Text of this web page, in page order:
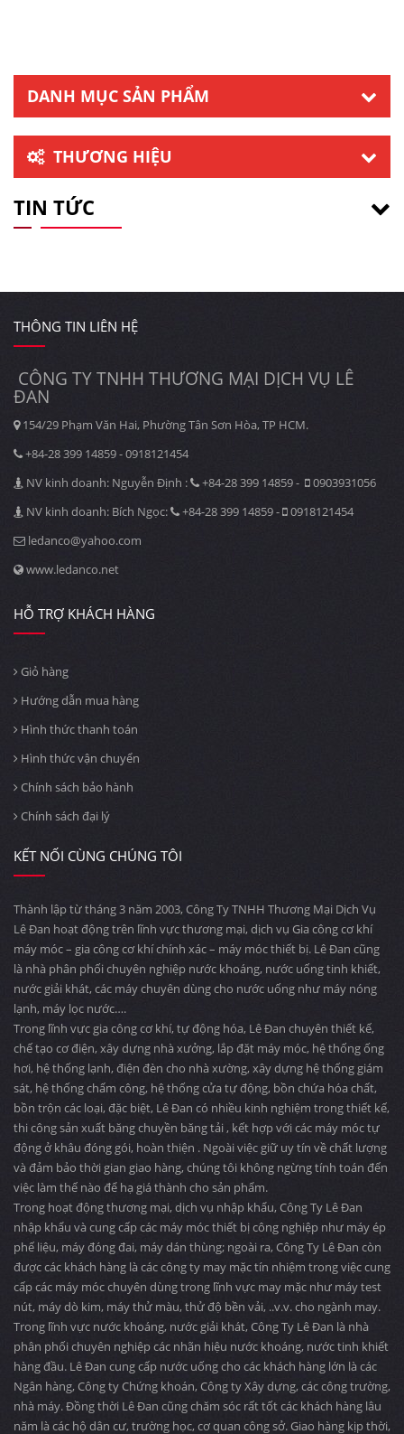
DANH MỤC SẢN PHẨM
THƯƠNG HIỆU
TIN TỨC
THÔNG TIN LIÊN HỆ
CÔNG TY TNHH THƯƠNG MẠI DỊCH VỤ LÊ
ĐAN
154/29 Phạm Văn Hai, Phường Tân Sơn Hòa, TP HCM.
+84-28 399 14859 - 0918121454
NV kinh doanh: Nguyễn Định :
+84-28 399 14859 -
0903931056
NV kinh doanh: Bích Ngọc:
+84-28 399 14859 -
0918121454
ledanco@yahoo.com
www.ledanco.net
HỖ TRỢ KHÁCH HÀNG
Giỏ hàng
Hướng dẫn mua hàng
Hình thức thanh toán
Hình thức vận chuyển
Chính sách bảo hành
Chính sách đại lý
KẾT NỐI CÙNG CHÚNG TÔI
Thành lập từ tháng 3 năm 2003, Công Ty TNHH Thương Mại Dịch Vụ
Lê Đan hoạt động trên lĩnh vực thương mại, dịch vụ Gia công cơ khí
máy móc – gia công cơ khí chính xác – máy móc thiết bị. Lê Đan cũng
là nhà phân phối chuyên nghiệp nước khoáng, nước uống tinh khiết,
nước giải khát, các máy chuyên dùng cho nước uống như máy nóng
lạnh, máy lọc nước….
Trong lĩnh vực gia công cơ khí, tự động hóa, Lê Đan chuyên thiết kế,
chế tạo cơ điện, xây dựng nhà xưởng, lắp đặt máy móc, hệ thống ống
hơi, hệ thống lạnh, điện đèn cho nhà xường, xây dựng hệ thống giám
sát, hệ thống chấm công, hệ thống cửa tự động, bồn chứa hóa chất,
bồn trộn các loại, đặc biệt, Lê Đan có nhiều kinh nghiệm trong thiết kế,
thi công sản xuất băng chuyền băng tải , kết hợp với các máy móc tự
động ở khâu đóng gói, hoàn thiện . Ngoài việc giữ uy tín về chất lượng
và đảm bảo thời gian giao hàng, chúng tôi không ngừng tính toán đến
việc làm thế nào để hạ giá thành cho sản phẩm.
Trong hoạt động thương mại, dịch vụ nhập khẩu, Công Ty Lê Đan
nhập khẩu và cung cấp các máy móc thiết bị công nghiệp như máy ép
phế liệu, máy đóng đai, máy dán thùng; ngoài ra, Công Ty Lê Đan còn
được các khách hàng là các công ty may mặc tín nhiệm trong việc cung
cấp các máy móc chuyên dùng trong lĩnh vực may mặc như máy test
nút, máy dò kim, máy thử màu, thử độ bền vải, ..v.v. cho ngành may.
Trong lĩnh vực nước khoáng, nước giải khát, Công Ty Lê Đan là nhà
phân phối chuyên nghiệp các nhãn hiệu nước khoáng, nước tinh khiết
hàng đầu. Lê Đan cung cấp nước uống cho các khách hàng lớn là các
Ngân hàng, Công ty Chứng khoán, Công ty Xây dựng, các công trường,
nhà máy. Đồng thời Lê Đan cũng chăm sóc rất tốt các khách hàng lâu
năm là các hộ dân cư, trường học, cơ quan công sở. Giao hàng kịp thời,